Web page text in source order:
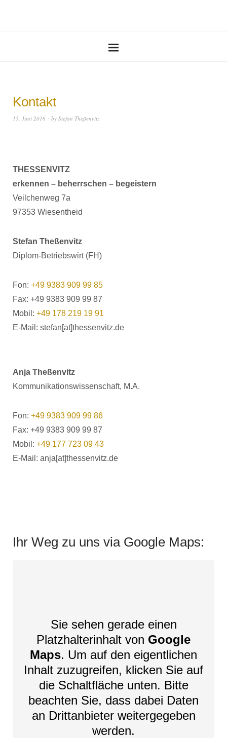
Kontakt
15. Juni 2016 by Stefan Theßenvitz
THESSENVITZ
erkennen – beherrschen – begeistern
Veilchenweg 7a
97353 Wiesentheid
Stefan Theßenvitz
Diplom-Betriebswirt (FH)
Fon: +49 9383 909 99 85
Fax: +49 9383 909 99 87
Mobil: +49 178 219 19 91
E-Mail: stefan[at]thessenvitz.de
Anja Theßenvitz
Kommunikationswissenschaft, M.A.
Fon: +49 9383 909 99 86
Fax: +49 9383 909 99 87
Mobil: +49 177 723 09 43
E-Mail: anja[at]thessenvitz.de
Ihr Weg zu uns via Google Maps:
Sie sehen gerade einen
Platzhalterinhalt von Google
Maps. Um auf den eigentlichen
Inhalt zuzugreifen, klicken Sie auf
die Schaltfläche unten. Bitte
beachten Sie, dass dabei Daten
an Drittanbieter weitergegeben
werden.